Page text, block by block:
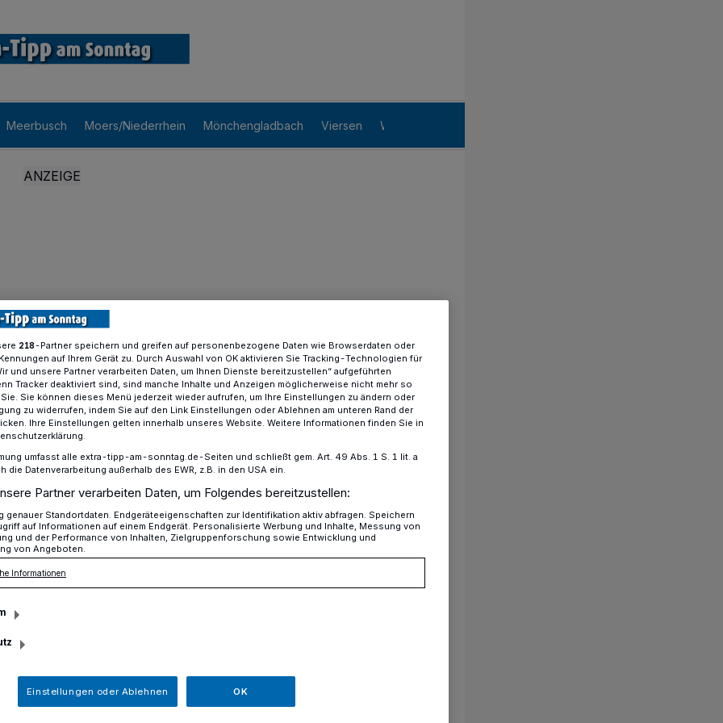
Meerbusch Moers/Niederrhein Mönchengladbach Viersen Willich
brennenden Pkw sowie Carport
in Flammen
kam es in einem Stichweg in Gellep-
218-Partner speichern und greifen auf personenbezogene Daten wie Browserdaten oder
auf Ihrem Gerät zu. Durch Auswahl von OK aktivieren Sie Tracking-Technologien für
und unsere Partner verarbeiten Daten, um Ihnen Dienste bereitzustellen“ aufgeführten
Tracker deaktiviert sind, sind manche Inhalte und Anzeigen möglicherweise nicht mehr so
Sie können dieses Menü jederzeit wieder aufrufen, um Ihre Einstellungen zu ändern oder
zu widerrufen, indem Sie auf den Link Einstellungen oder Ablehnen am unteren Rand der
Ihre Einstellungen gelten innerhalb unseres Website. Weitere Informationen finden Sie in
umfasst alle extra-tipp-am-sonntag.de-Seiten und schließt gem. Art. 49 Abs. 1 S. 1 lit. a
die Datenverarbeitung außerhalb des EWR, z.B. in den USA ein.
Partner verarbeiten Daten, um Folgendes bereitzustellen:
genauer Standortdaten. Endgeräteeigenschaften zur Identifikation aktiv abfragen. Speichern
auf Informationen auf einem Endgerät. Personalisierte Werbung und Inhalte, Messung von
und der Performance von Inhalten, Zielgruppenforschung sowie Entwicklung und
von Angeboten.
Informationen
Einstellungen oder Ablehnen OK